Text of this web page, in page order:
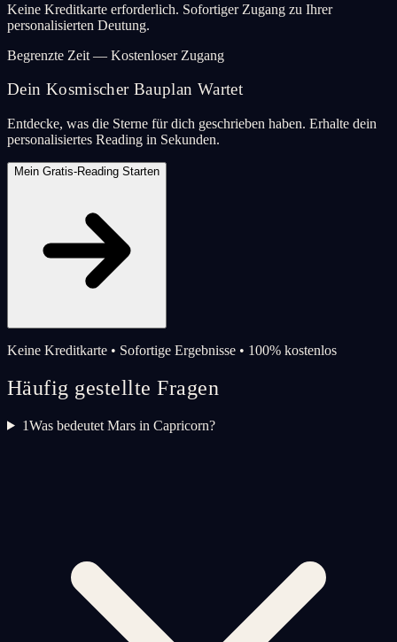
Keine Kreditkarte erforderlich. Sofortiger Zugang zu Ihrer
personalisierten Deutung.
Begrenzte Zeit — Kostenloser Zugang
Dein Kosmischer Bauplan Wartet
Entdecke, was die Sterne für dich geschrieben haben. Erhalte dein
personalisiertes Reading in Sekunden.
Mein Gratis-Reading Starten
Keine Kreditkarte • Sofortige Ergebnisse • 100% kostenlos
Häufig gestellte Fragen
1Was bedeutet Mars in Capricorn?